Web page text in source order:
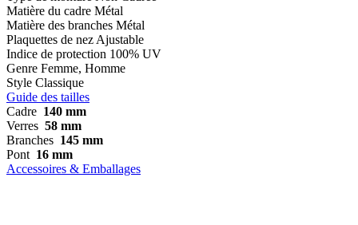
Matière du cadre Métal
Matière des branches Métal
Plaquettes de nez Ajustable
Indice de protection 100% UV
Genre Femme, Homme
Style Classique
Guide des tailles
Cadre 140 mm
Verres 58 mm
Branches 145 mm
Pont 16 mm
Accessoires & Emballages